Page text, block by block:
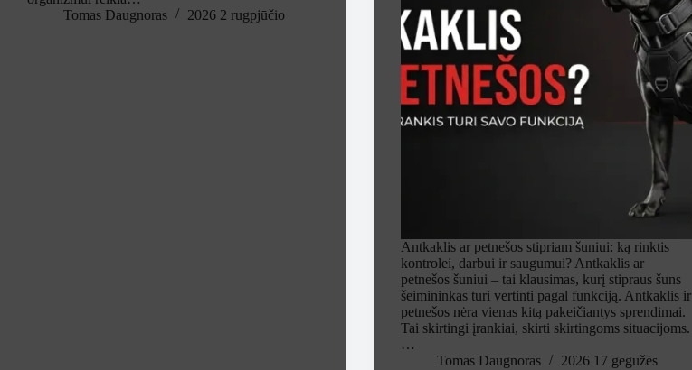
Tomas Daugnoras
2026 2 rugpjūčio
Antkaklis ar petnešos stipriam šuniui: ką rinktis
kontrolei, darbui ir saugumui? Antkaklis ar
petnešos šuniui – tai klausimas, kurį stipraus šuns
šeimininkas turi vertinti pagal funkciją. Antkaklis ir
petnešos nėra vienas kitą pakeičiantys sprendimai.
Tai skirtingi įrankiai, skirti skirtingoms situacijoms.
…
Tomas Daugnoras
2026 17 gegužės